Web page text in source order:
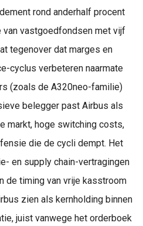
rond anderhalf procent
vastgoedfondsen met vijf
tegenover dat marges en
cyclus verbeteren naarmate
(zoals de A320neo-familie)
belegger past Airbus als
markt, hoge switching costs,
die de cycli dempt. Het
en supply chain-vertragingen
de timing van vrije kasstroom
zien als kernholding binnen
juist vanwege het orderboek